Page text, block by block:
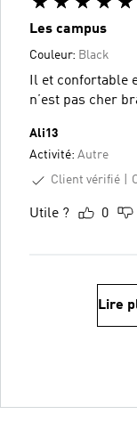
Les campus
Couleur: Black
Il et confortable
n’est pas cher
Ali13
Activité: Autre
Client vérifié
Utile ? 0
Lire